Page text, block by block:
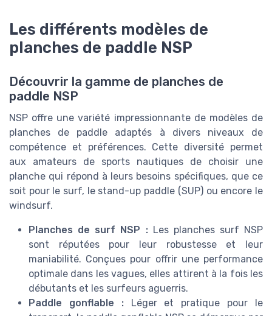
Les différents modèles de
planches de paddle NSP
Découvrir la gamme de planches de
paddle NSP
NSP offre une variété impressionnante de modèles de
planches de paddle adaptés à divers niveaux de
compétence et préférences. Cette diversité permet
aux amateurs de sports nautiques de choisir une
planche qui répond à leurs besoins spécifiques, que ce
soit pour le surf, le stand-up paddle (SUP) ou encore le
windsurf.
Planches de surf NSP :Les planches surf NSP
sont réputées pour leur robustesse et leur
maniabilité. Conçues pour offrir une performance
optimale dans les vagues, elles attirent à la fois les
débutants et les surfeurs aguerris.
Paddle gonflable :Léger et pratique pour le